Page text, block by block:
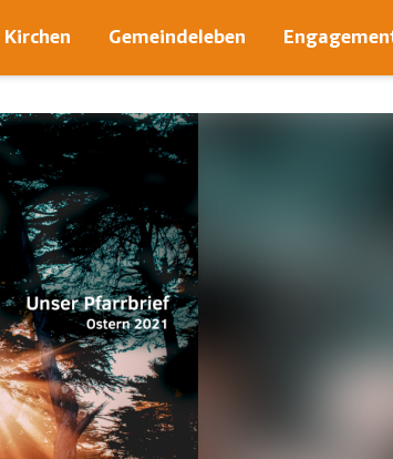
Kirchen Gemeindeleben